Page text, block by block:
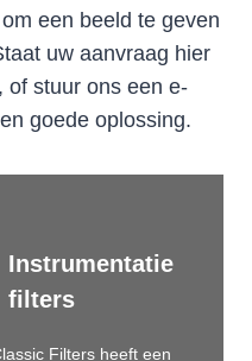
een beeld te geven
uw aanvraag hier
of stuur ons een e-
goede oplossing.
Instrumentatie
filters
Filters heeft een